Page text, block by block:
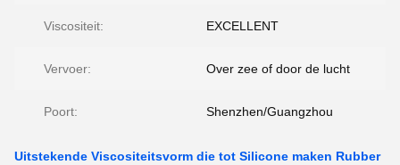
Viscositeit: EXCELLENT
Vervoer: Over zee of door de lucht
Poort: Shenzhen/Guangzhou
Uitstekende Viscositeitsvorm die tot Silicone maken Rubber